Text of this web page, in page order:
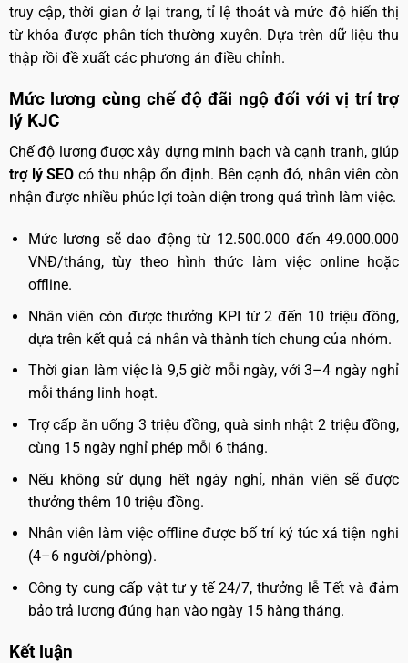
truy cập, thời gian ở lại trang, tỉ lệ thoát và mức độ hiển thị
từ khóa được phân tích thường xuyên. Dựa trên dữ liệu thu
thập rồi đề xuất các phương án điều chỉnh.
Mức lương cùng chế độ đãi ngộ đối với vị trí trợ
lý KJC
Chế độ lương được xây dựng minh bạch và cạnh tranh, giúp
trợ lý SEO có thu nhập ổn định. Bên cạnh đó, nhân viên còn
nhận được nhiều phúc lợi toàn diện trong quá trình làm việc.
Mức lương sẽ dao động từ 12.500.000 đến 49.000.000
VNĐ/tháng, tùy theo hình thức làm việc online hoặc
offline.
Nhân viên còn được thưởng KPI từ 2 đến 10 triệu đồng,
dựa trên kết quả cá nhân và thành tích chung của nhóm.
Thời gian làm việc là 9,5 giờ mỗi ngày, với 3–4 ngày nghỉ
mỗi tháng linh hoạt.
Trợ cấp ăn uống 3 triệu đồng, quà sinh nhật 2 triệu đồng,
cùng 15 ngày nghỉ phép mỗi 6 tháng.
Nếu không sử dụng hết ngày nghỉ, nhân viên sẽ được
thưởng thêm 10 triệu đồng.
Nhân viên làm việc offline được bố trí ký túc xá tiện nghi
(4–6 người/phòng).
Công ty cung cấp vật tư y tế 24/7, thưởng lễ Tết và đảm
bảo trả lương đúng hạn vào ngày 15 hàng tháng.
Kết luận